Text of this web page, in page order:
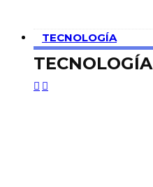
TECNOLOGÍA
TECNOLOGÍA